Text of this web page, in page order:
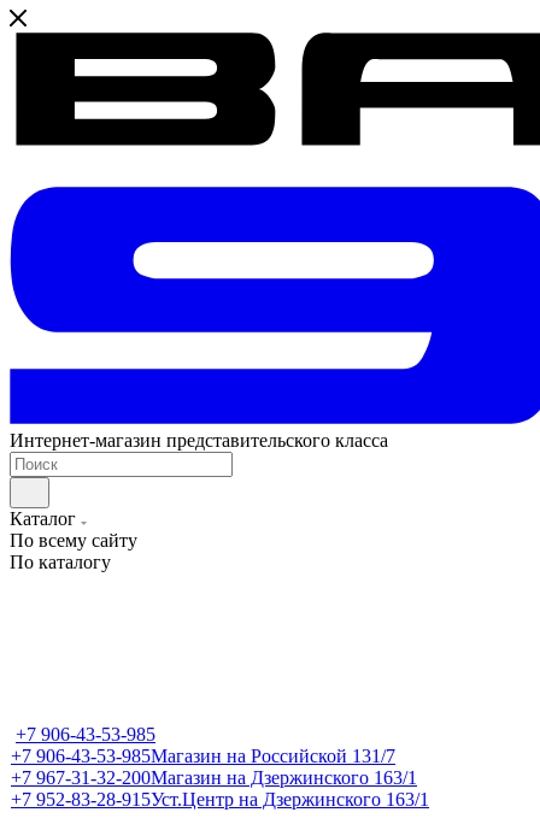
Интернет-магазин представительского класса
Каталог
По всему сайту
По каталогу
+7 906-43-53-985
+7 906-43-53-985Магазин на Российской 131/7
+7 967-31-32-200Магазин на Дзержинского 163/1
+7 952-83-28-915Уст.Центр на Дзержинского 163/1